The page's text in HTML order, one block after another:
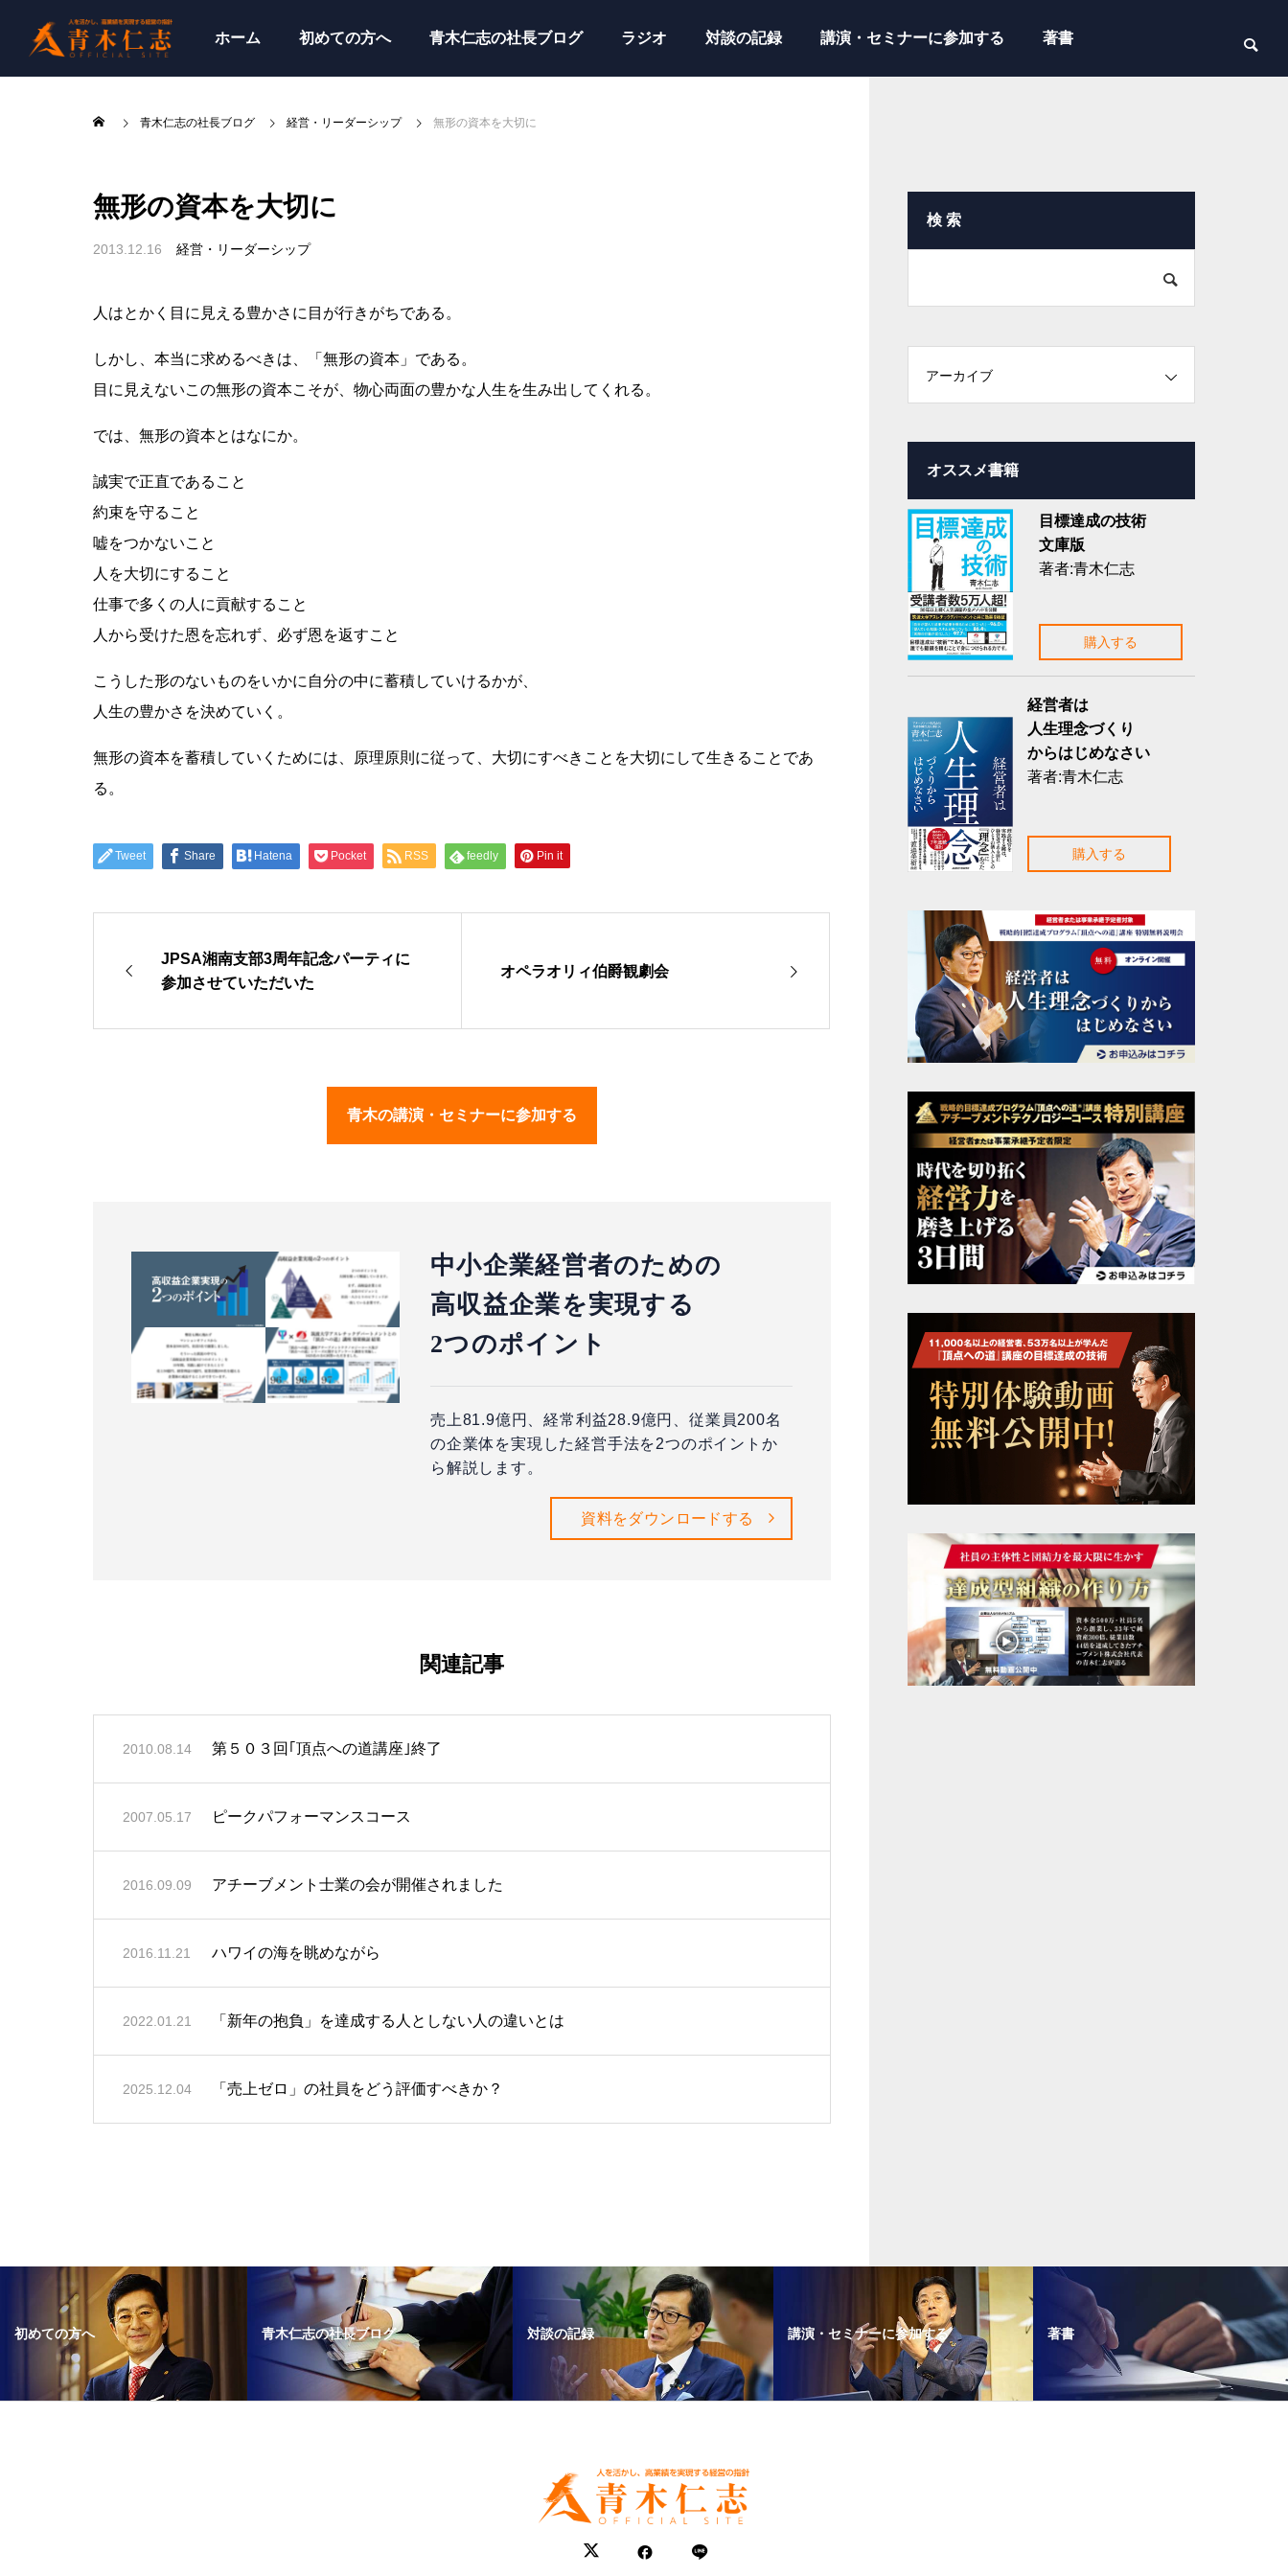
ホーム 初めての方へ 青木仁志の社長ブログ ラジオ 対談の記録 講演・セミナーに参加する 著書
青木仁志の社長ブログ 経営・リーダーシップ 無形の資本を大切に
無形の資本を大切に
2013.12.16 経営・リーダーシップ
人はとかく目に見える豊かさに目が行きがちである。
しかし、本当に求めるべきは、「無形の資本」である。
目に見えないこの無形の資本こそが、物心両面の豊かな人生を生み出してくれる。
では、無形の資本とはなにか。
誠実で正直であること
約束を守ること
嘘をつかないこと
人を大切にすること
仕事で多くの人に貢献すること
人から受けた恩を忘れず、必ず恩を返すこと
こうした形のないものをいかに自分の中に蓄積していけるかが、
人生の豊かさを決めていく。
無形の資本を蓄積していくためには、原理原則に従って、大切にすべきことを大切にして生きることであ
る。
Tweet Share Hatena Pocket RSS feedly Pin it
JPSA湘南支部3周年記念パーティに
参加させていただいた
オペラオリィ伯爵観劇会
青木の講演・セミナーに参加する
中小企業経営者のための
高収益企業を実現する
2つのポイント
売上81.9億円、経常利益28.9億円、従業員200名
の企業体を実現した経営手法を2つのポイントか
ら解説します。
資料をダウンロードする
関連記事
2010.08.14 第５０３回｢頂点への道講座｣終了
2007.05.17 ピークパフォーマンスコース
2016.09.09 アチーブメント士業の会が開催されました
2016.11.21 ハワイの海を眺めながら
2022.01.21 「新年の抱負」を達成する人としない人の違いとは
2025.12.04 「売上ゼロ」の社員をどう評価すべきか？
検 索
アーカイブ
オススメ書籍
目標達成の技術
文庫版
著者:青木仁志
購入する
経営者は
人生理念づくり
からはじめなさい
著者:青木仁志
購入する
初めての方へ 青木仁志の社長ブログ 対談の記録 講演・セミナーに参加する 著書